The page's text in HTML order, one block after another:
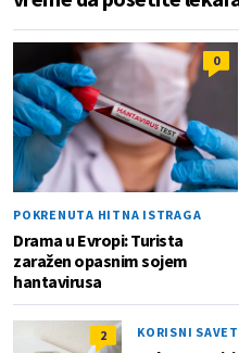
0
POKRENUTA HITNA ISTRAGA
Drama u Evropi: Turista
zaražen opasnim sojem
hantavirusa
2 KORISNI